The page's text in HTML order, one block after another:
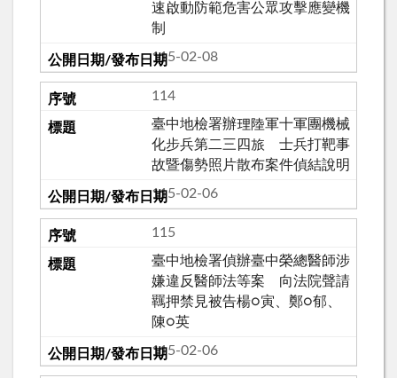
速啟動防範危害公眾攻擊應變機
制
115-02-08
114
臺中地檢署辦理陸軍十軍團機械
化步兵第二三四旅 士兵打靶事
故暨傷勢照片散布案件偵結說明
115-02-06
115
臺中地檢署偵辦臺中榮總醫師涉
嫌違反醫師法等案 向法院聲請
羈押禁見被告楊○寅、鄭○郁、
陳○英
115-02-06